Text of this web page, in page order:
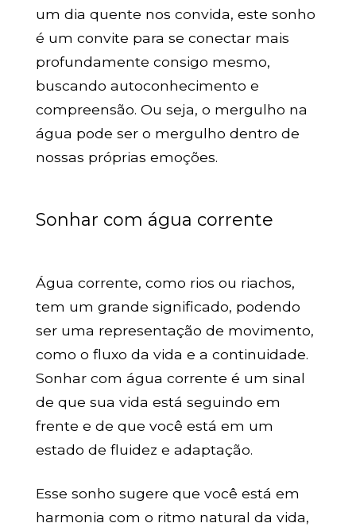
um dia quente nos convida, este sonho
é um convite para se conectar mais
profundamente consigo mesmo,
buscando autoconhecimento e
compreensão. Ou seja, o mergulho na
água pode ser o mergulho dentro de
nossas próprias emoções.
Sonhar com água corrente
Água corrente, como rios ou riachos,
tem um grande significado, podendo
ser uma representação de movimento,
como o fluxo da vida e a continuidade.
Sonhar com água corrente é um sinal
de que sua vida está seguindo em
frente e de que você está em um
estado de fluidez e adaptação.
Esse sonho sugere que você está em
harmonia com o ritmo natural da vida,